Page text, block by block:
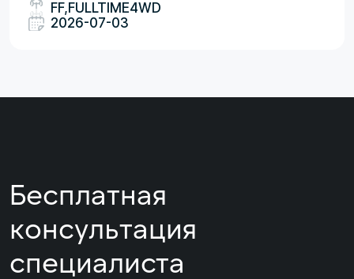
FF,FULLTIME4WD
2026-07-03
Бесплатная
консультация
специалиста